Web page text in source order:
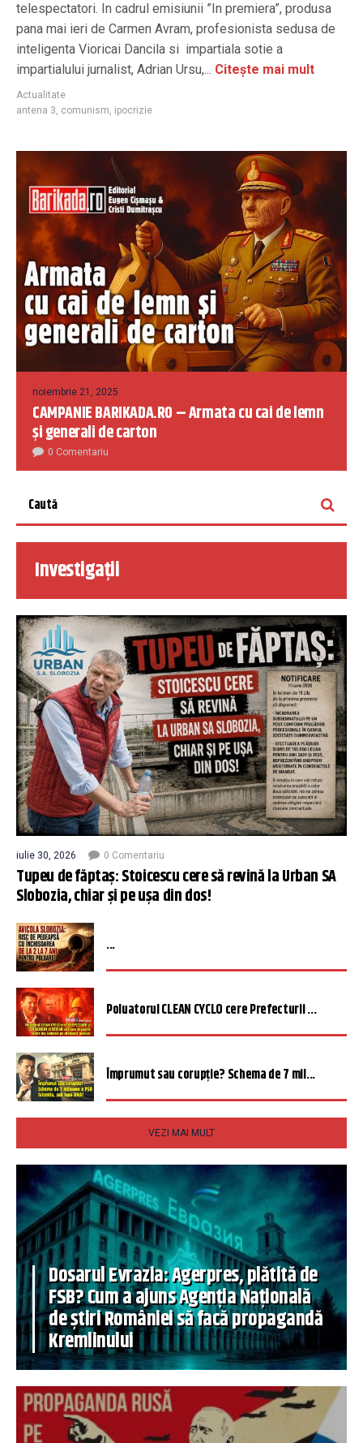
telespectatori. In cadrul emisiunii ”In premiera”, produsa
pana mai ieri de Carmen Avram, profesionista sedusa de
inteligenta Vioricai Dancila si impartiala sotie a
impartialului jurnalist, Adrian Ursu,... Citește mai mult
Actualitate
antena 3, comunism, ipocrizie
noiembrie 21, 2025
CAMPANIE BARIKADA.RO – Armata cu cai de lemn
și generali de carton
0 Comentariu
Investigații
iulie 30, 2026 0 Comentariu
Tupeu de făptaș: Stoicescu cere să revină la Urban SA
Slobozia, chiar și pe ușa din dos!
...
Poluatorul CLEAN CYCLO cere Prefecturii ...
Împrumut sau corupție? Schema de 7 mil...
VEZI MAI MULT
Dosarul Evrazia: Agerpres, plătită de
FSB? Cum a ajuns Agenția Națională
de știri României să facă propagandă
Kremlinului